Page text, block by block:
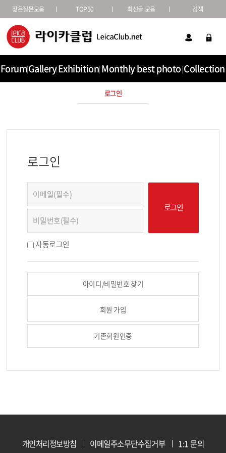
잦은질문모음 TOP50 최신글 모음 검색
ForumGalleryExhibition Monthly best photo Collection
로그인
로그인
자동로그인
아이디/비밀번호 찾기
회원 가입
기존회원인증
개인처리정보방침 이메일주소무단수집거부 1:1 문의